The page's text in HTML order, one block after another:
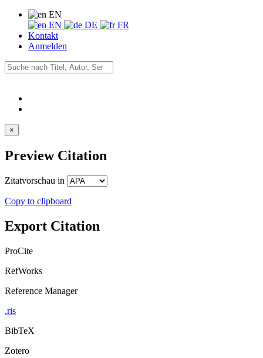
EN
EN
DE
FR
Kontakt
Anmelden
×
Preview Citation
Zitatvorschau in
Copy to clipboard
Export Citation
ProCite
RefWorks
Reference Manager
.ris
BibTeX
Zotero